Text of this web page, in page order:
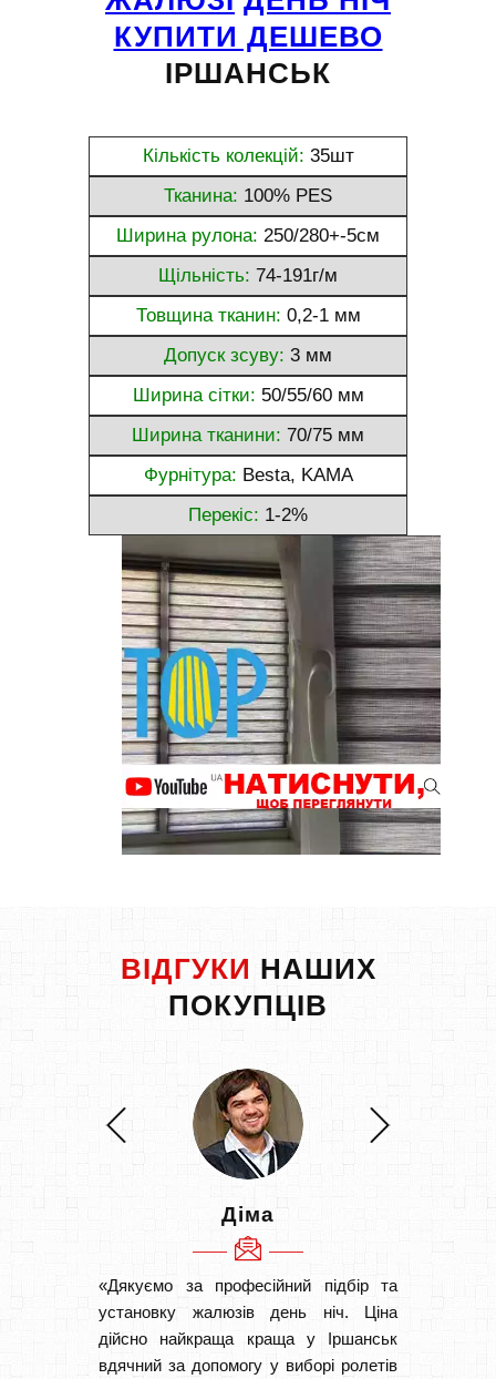
КУПИТИ ДЕШЕВО
ІРШАНСЬК
Кількість колекцій: 35шт
Тканина: 100% PES
Ширина рулона: 250/280+-5см
Щільність: 74-191г/м
Товщина тканин: 0,2-1 мм
Допуск зсуву: 3 мм
Ширина сітки: 50/55/60 мм
Ширина тканини: 70/75 мм
Фурнітура: Besta, KAMA
Перекіс: 1-2%
ВІДГУКИ НАШИХ
ПОКУПЦІВ
Діма
«Дякуємо за професійний підбір та
установку жалюзів день ніч. Ціна
дійсно найкраща краща у Іршанськ
вдячний за допомогу у виборі ролетів